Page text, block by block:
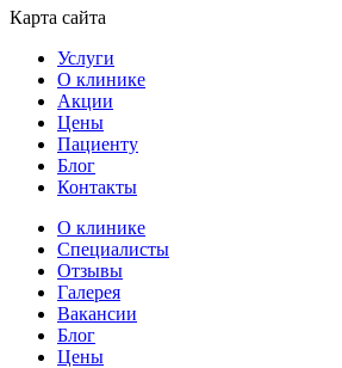
Карта сайта
Услуги
О клинике
Акции
Цены
Пациенту
Блог
Контакты
О клинике
Специалисты
Отзывы
Галерея
Вакансии
Блог
Цены